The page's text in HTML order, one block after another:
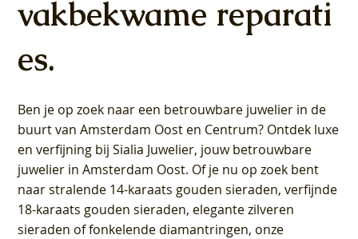
vakbekwame reparati
es.
Ben je op zoek naar een betrouwbare juwelier in de
buurt van Amsterdam Oost en Centrum? Ontdek luxe
en verfijning bij Sialia Juwelier, jouw betrouwbare
juwelier in Amsterdam Oost. Of je nu op zoek bent
naar stralende 14-karaats gouden sieraden, verfijnde
18-karaats gouden sieraden, elegante zilveren
sieraden of fonkelende diamantringen, onze